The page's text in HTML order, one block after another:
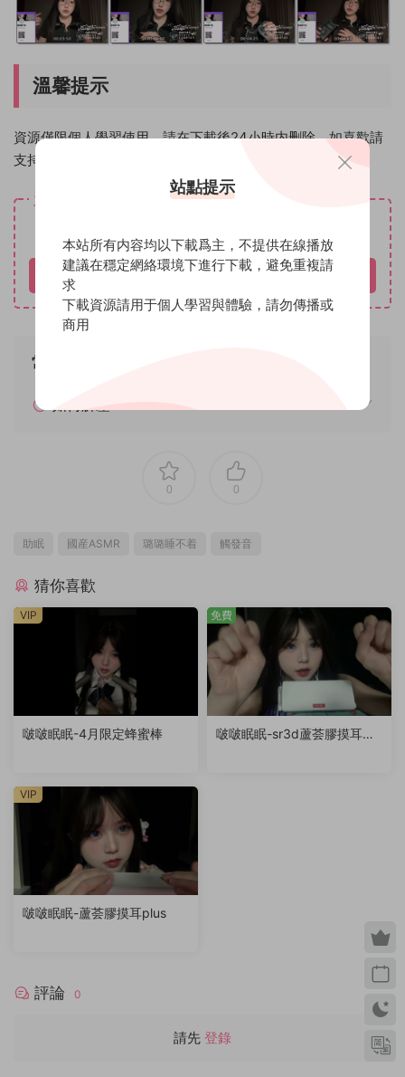
溫馨提示
資源僅限個人學習使用，請在下載後24小時内删除。如喜歡請
支持原創作者！
資源下載
立即購買
常見問題
0 0
助眠 國産ASMR 璐璐睡不着 觸發音
猜你喜歡
啵啵眠眠-4月限定蜂蜜棒
VIP
啵啵眠眠-sr3d蘆荟膠摸耳
免費
啵啵眠眠-蘆荟膠摸耳plus
VIP
評論 0
請先 登錄
站點提示
本站所有内容均以下載爲主，不提供在線播放
建議在穩定網絡環境下進行下載，避免重複請
求
下載資源請用于個人學習與體驗，請勿傳播或
商用